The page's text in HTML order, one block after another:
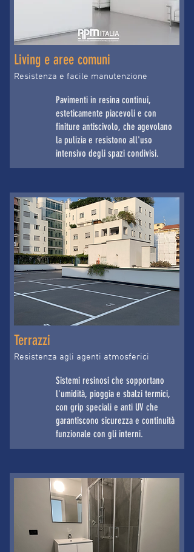
Living e aree comuni
Resistenza e facile manutenzione
Pavimenti in resina continui,
esteticamente piacevoli e con
finiture antiscivolo, che agevolano
la pulizia e resistono all'uso
intensivo degli spazi condivisi.
Terrazzi
Resistenza agli agenti atmosferici
Sistemi resinosi che sopportano
l'umidità, pioggia e sbalzi termici,
con grip speciali e anti UV che
garantiscono sicurezza e continuità
funzionale con gli interni.